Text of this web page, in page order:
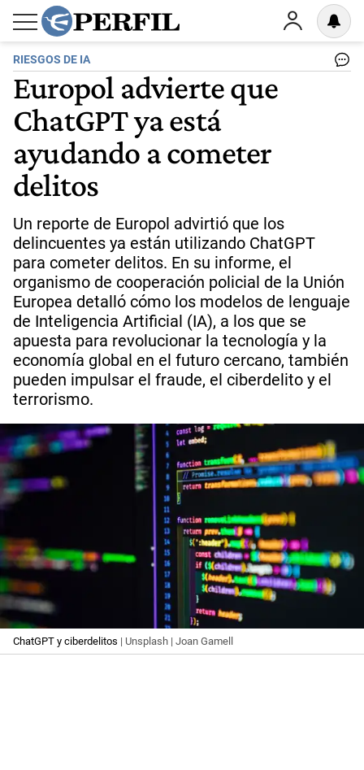
RIESGOS DE IA
Europol advierte que
ChatGPT ya está
ayudando a cometer
delitos
Un reporte de Europol advirtió que los
delincuentes ya están utilizando ChatGPT
para cometer delitos. En su informe, el
organismo de cooperación policial de la Unión
Europea detalló cómo los modelos de lenguaje
de Inteligencia Artificial (IA), a los que se
apuesta para revolucionar la tecnología y la
economía global en el futuro cercano, también
pueden impulsar el fraude, el ciberdelito y el
terrorismo.
ChatGPT y ciberdelitos | Unsplash | Joan Gamell